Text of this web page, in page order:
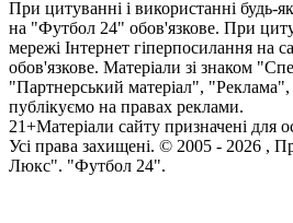
При цитуванні і використанні будь-
на "Футбол 24" обов'язкове. При
мережі Інтернет гіперпосилання на
обов'язкове. Матеріали зі знаком
"Партнерський матеріал",
публікуємо на правах реклами.
21+Матеріали сайту призначені для
Усi права захищенi. © 2005 - 2026 ,
Люкс". "Футбол 24".